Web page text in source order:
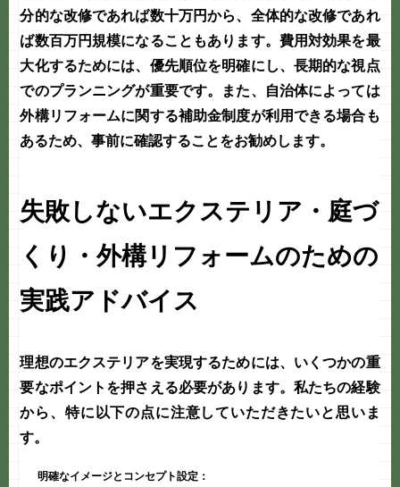
分的な改修であれば数十万円から、全体的な改修であれ
ば数百万円規模になることもあります。費用対効果を最
大化するためには、優先順位を明確にし、長期的な視点
でのプランニングが重要です。また、自治体によっては
外構リフォームに関する補助金制度が利用できる場合も
あるため、事前に確認することをお勧めします。
失敗しないエクステリア・庭づ
くり・外構リフォームのための
実践アドバイス
理想のエクステリアを実現するためには、いくつかの重
要なポイントを押さえる必要があります。私たちの経験
から、特に以下の点に注意していただきたいと思いま
す。
明確なイメージとコンセプト設定：